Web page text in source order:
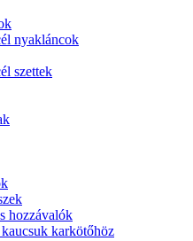
nyakláncok
szettek
hozzávalók
karkötőhöz